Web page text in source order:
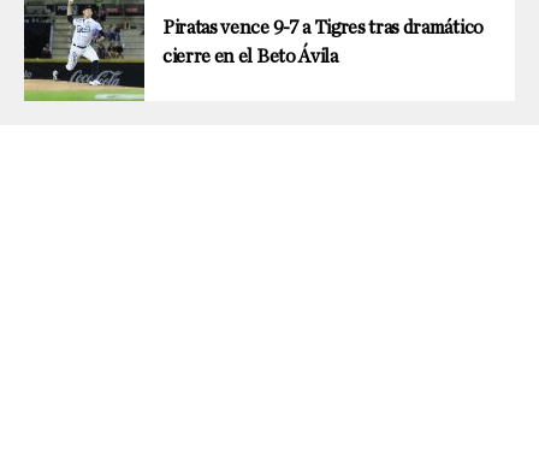
Piratas vence 9-7 a Tigres tras dramático
cierre en el Beto Ávila